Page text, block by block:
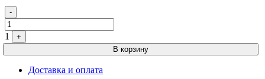
Quantity
-
1
+
В корзину
Доставка и оплата